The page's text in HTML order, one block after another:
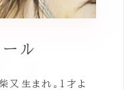
ル
生まれ。1才よ